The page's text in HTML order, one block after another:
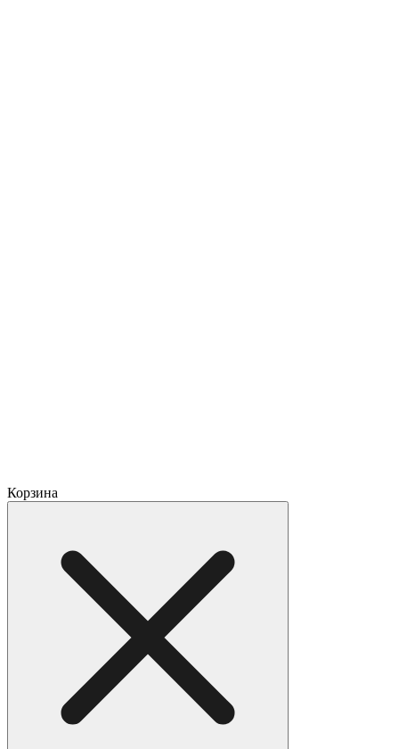
Корзина